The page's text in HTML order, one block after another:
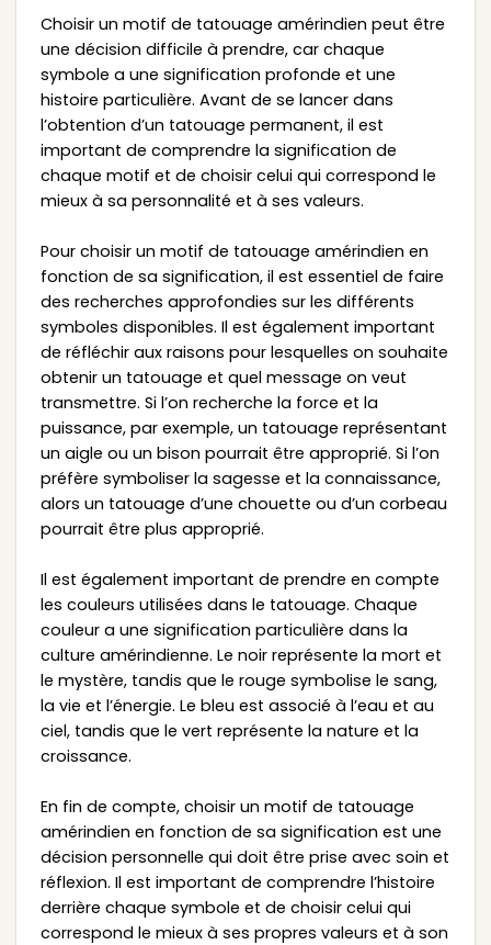
Choisir un motif de tatouage amérindien peut être
une décision difficile à prendre, car chaque
symbole a une signification profonde et une
histoire particulière. Avant de se lancer dans
l’obtention d’un tatouage permanent, il est
important de comprendre la signification de
chaque motif et de choisir celui qui correspond le
mieux à sa personnalité et à ses valeurs.
Pour choisir un motif de tatouage amérindien en
fonction de sa signification, il est essentiel de faire
des recherches approfondies sur les différents
symboles disponibles. Il est également important
de réfléchir aux raisons pour lesquelles on souhaite
obtenir un tatouage et quel message on veut
transmettre. Si l’on recherche la force et la
puissance, par exemple, un tatouage représentant
un aigle ou un bison pourrait être approprié. Si l’on
préfère symboliser la sagesse et la connaissance,
alors un tatouage d’une chouette ou d’un corbeau
pourrait être plus approprié.
Il est également important de prendre en compte
les couleurs utilisées dans le tatouage. Chaque
couleur a une signification particulière dans la
culture amérindienne. Le noir représente la mort et
le mystère, tandis que le rouge symbolise le sang,
la vie et l’énergie. Le bleu est associé à l’eau et au
ciel, tandis que le vert représente la nature et la
croissance.
En fin de compte, choisir un motif de tatouage
amérindien en fonction de sa signification est une
décision personnelle qui doit être prise avec soin et
réflexion. Il est important de comprendre l’histoire
derrière chaque symbole et de choisir celui qui
correspond le mieux à ses propres valeurs et à son